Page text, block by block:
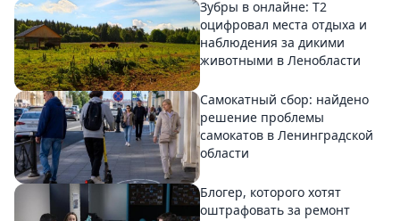
Зубры в онлайне: Т2
оцифровал места отдыха и
наблюдения за дикими
животными в Ленобласти
Самокатный сбор: найдено
решение проблемы
самокатов в Ленинградской
области
Блогер, которого хотят
оштрафовать за ремонт